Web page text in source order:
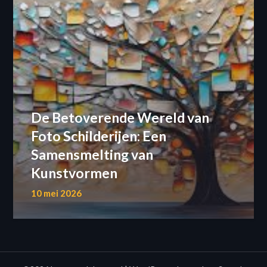
De Betoverende Wereld van
Foto Schilderijen: Een
Samensmelting van
Kunstvormen
10 mei 2026